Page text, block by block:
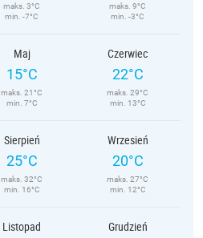
maks. 3°C
min. -7°C
maks. 9°C
min. -3°C
Maj
15°C
maks. 21°C
min. 7°C
Czerwiec
22°C
maks. 29°C
min. 13°C
Sierpień
25°C
maks. 32°C
min. 16°C
Wrzesień
20°C
maks. 27°C
min. 12°C
Listopad Grudzień